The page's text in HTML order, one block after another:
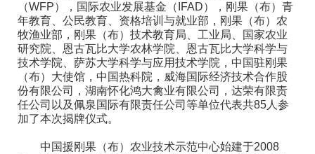
（WFP），国际农业发展基金（IFAD），刚果（布）青
年教育、公民教育、资格培训与就业部，刚果（布）农
牧渔业部，刚果（布）技术教育局、工业局、国家农业
研究院、恩古瓦比大学农林学院、恩古瓦比大学科学与
技术学院、萨苏大学科学与应用技术学院，中国驻刚果
（布）大使馆，中国热科院，威海国际经济技术合作股
份有限公司，湖南怀化鸿大禽业有限公司，达荣有限责
任公司以及佩泉国际有限责任公司等单位代表共85人参
加了本次揭牌仪式。
中国援刚果（布）农业技术示范中心始建于2008